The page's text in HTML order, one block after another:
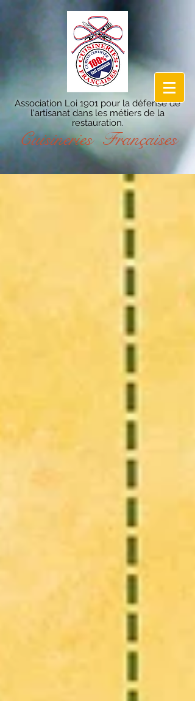
Association Loi 1901 pour la défense de
l'artisanat dans les métiers de la
restauration.
Cuisineries Françaises